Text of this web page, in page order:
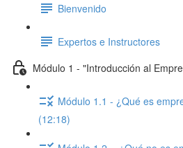
Bienvenido
Expertos e Instructores
Módulo 1 - "Introducción al
Módulo 1.1 - ¿Qué es
(12:18)